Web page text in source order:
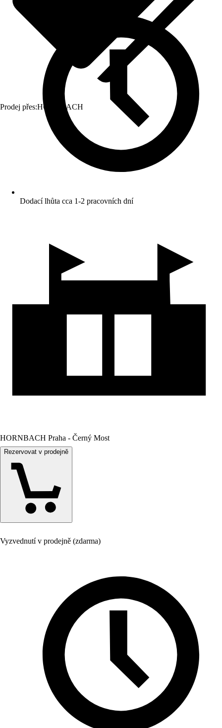
Prodej přes:HORNBACH
Dodací lhůta cca 1-2 pracovních dní
HORNBACH Praha - Černý Most
Rezervovat v prodejně
Vyzvednutí v prodejně (zdarma)